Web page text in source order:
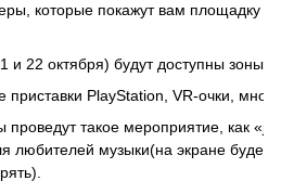
которые покажут вам площадку и
и 22 октября) будут доступны зоны
PlayStation, VR-очки,
проведут такое мероприятие, как
любителей музыки(на экране будет